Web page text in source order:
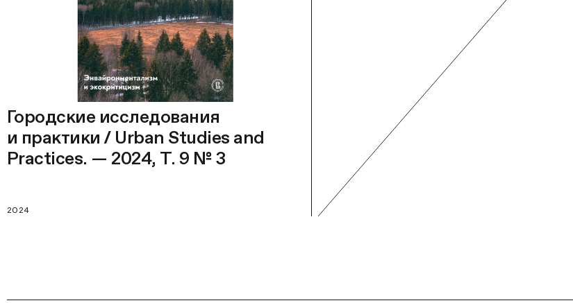
Городские исследования
и практики / Urban Studies and
Practices. — 2024, Т. 9 № 3
2024